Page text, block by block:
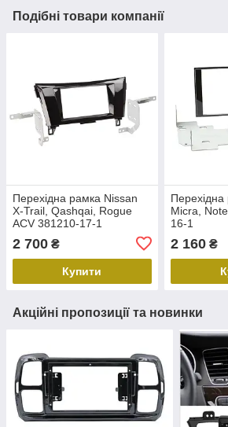
Подібні товари компанії
Перехідна рамка Nissan
X-Trail, Qashqai, Rogue
ACV 381210-17-1
2 700 ₴
Купити
Micra,
16-1
2 160₴
Акційні пропозиції та новинки